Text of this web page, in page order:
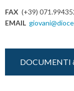
FAX (+39)
EMAIL
DOCUMENTI